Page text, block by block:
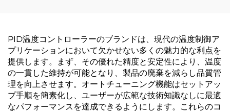
PID温度コントローラーのブランドは、現代の温度制御ア
プリケーションにおいて欠かせない多くの魅力的な利点を
提供します。まず、その優れた精度と安定性により、温度
の一貫した維持が可能となり、製品の廃棄を減らし品質管
理を向上させます。オートチューニング機能はセットアッ
プ手順を簡素化し、ユーザーが広範な技術知識なしに最適
なパフォーマンスを達成できるようにします。これらのコ